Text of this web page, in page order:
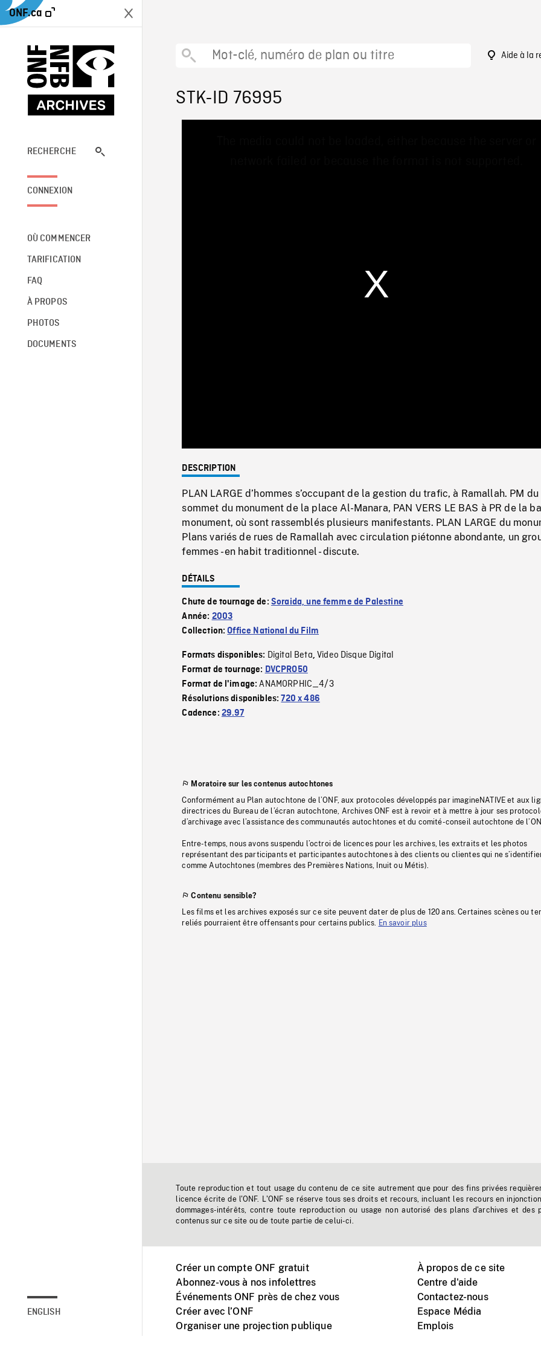
ONF.ca
RECHERCHE
CONNEXION
OÙ COMMENCER
TARIFICATION
FAQ
À PROPOS
PHOTOS
DOCUMENTS
ENGLISH
Aide à la
STK-ID 76995
0%
DESCRIPTION
PLAN LARGE d’hommes s’occupant de la gestion du trafic, à Ramallah. PM du
sommet du monument de la place Al-Manara, PAN VERS LE BAS à PR de la
monument, où sont rassemblés plusieurs manifestants. PLAN LARGE du
Plans variés de rues de Ramallah avec circulation piétonne abondante, un
femmes - en habit traditionnel - discute.
DÉTAILS
Chute de tournage de: Soraida, une femme de Palestine
Année: 2003
Collection:Office National du Film
Formats disponibles: Digital Beta,Video Disque Digital
Format de tournage: DVCPRO50
Format de l'image:ANAMORPHIC_4/3
Résolutions disponibles:720 x 486
Cadence: 29.97
Moratoire sur les contenus autochtones
Conformément au Plan autochtone de l’ONF, aux protocoles développés par imagineNATIVE et aux
directrices du Bureau de l’écran autochtone, Archives ONF est à revoir et à mettre à jour ses
d’archivage avec l’assistance des communautés autochtones et du comité-conseil autochtone de
Entre-temps, nous avons suspendu l’octroi de licences pour les archives, les extraits et les photos
représentant des participants et participantes autochtones à des clients ou clientes qui ne
comme Autochtones (membres des Premières Nations, Inuit ou Métis).
Contenu sensible?
Les films et les archives exposés sur ce site peuvent dater de plus de 120 ans. Certaines scènes ou
reliés pourraient être offensants pour certains publics.
En savoir plus
Toute reproduction et tout usage du contenu de ce site autrement que pour des fins privées
licence écrite de l'ONF. L'ONF se réserve tous ses droits et recours, incluant les recours en
dommages-intérêts, contre toute reproduction ou usage non autorisé des plans d'archives et des
contenus sur ce site ou de toute partie de celui-ci.
Créer un compte ONF gratuit
Abonnez-vous à nos infolettres
Événements ONF près de chez vous
Créer avec l’ONF
Organiser une projection publique
À propos de ce site
Centre d'aide
Contactez-nous
Espace Média
Emplois